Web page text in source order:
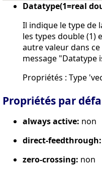
Datatype(1=real
Il indique le type de
les types double (1)
autre valeur dans
message "Datatype
Propriétés : Type
Propriétés par
always active: non
direct-feedthrough:
zero-crossing: non